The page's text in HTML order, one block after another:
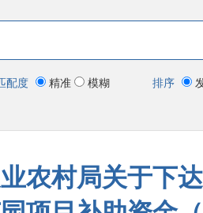
配度 精准 模糊 排序
农村局关于下